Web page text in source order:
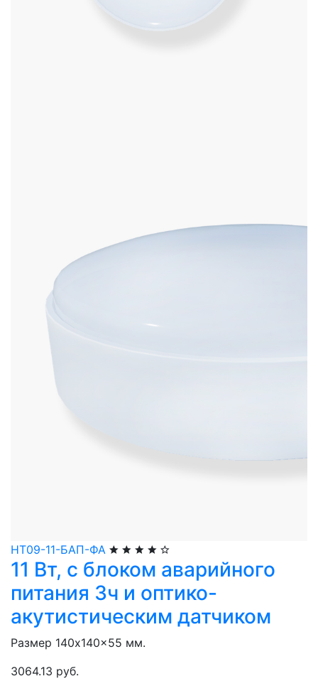
НТ09-11-БАП-ФА
11 Вт, с блоком аварийного
питания 3ч и оптико-
акутистическим датчиком
Размер 140x140x55 мм.
3064.13 руб.